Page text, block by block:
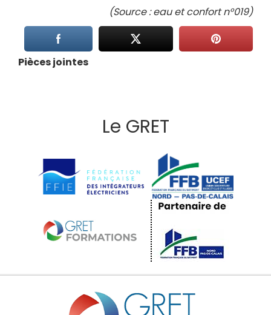
(Source : eau et confort n°019)
Pièces jointes
Le GRET